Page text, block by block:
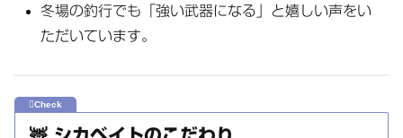
冬場の釣行でも「強い武器になる」と嬉しい声をい
ただいています。
🦌 シカベイトのこだわり